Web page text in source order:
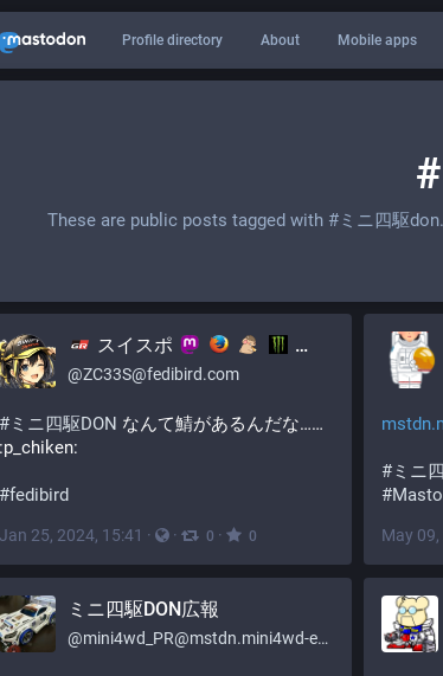
Profile directory About Mobile apps
These are public posts tagged with #ミニ四駆don
スイスポ
@ZC33S@fedibird.com
#ミニ四駆DON なんて鯖があるんだな……
:p_chiken:
#fedibird
Jan 25, 2024, 15:41 · · 0 · 0
#ミニ
#
May
ミニ四駆DON広報
@mini4wd_PR@mstdn.mini4wd-engineer.com